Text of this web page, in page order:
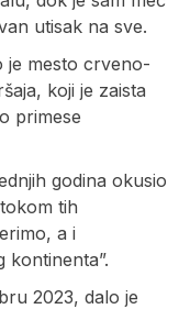
utisak na sve.
je mesto crveno-
koji je zaista
primese
godina okusio
tih
a i
kontinenta”.
2023, dalo je